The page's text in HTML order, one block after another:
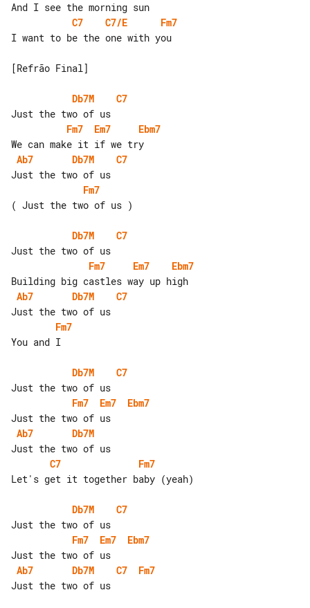
C7
C7/E
Fm7
I want to be the one with you
[Refrão Final]
Db7M
C7
Fm7
Em7
Ebm7
Ab7
Db7M
C7
Fm7
( Just the two of us )
Db7M
C7
Fm7
Em7
Ebm7
Ab7
Db7M
C7
Fm7
You and I
Db7M
C7
Fm7
Em7
Ebm7
Ab7
Db7M
C7
Fm7
Let's get it together baby (yeah)
Db7M
C7
Fm7
Em7
Ebm7
Ab7
Db7M C7
Fm7
Just the two of us